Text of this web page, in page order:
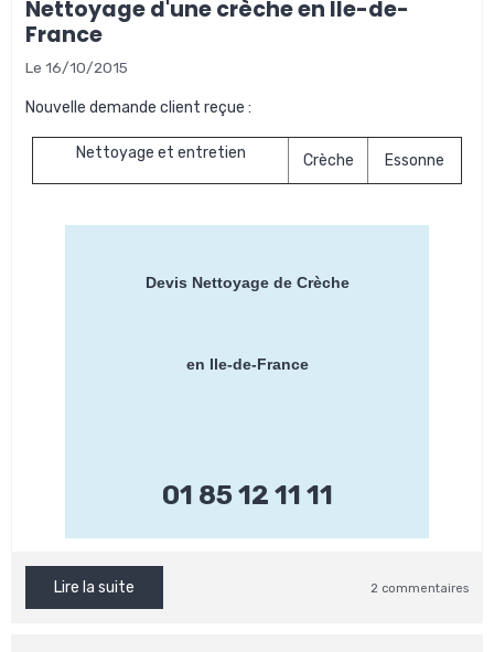
Nettoyage d'une crèche en Ile-de-
France
Le 16/10/2015
Nouvelle demande client reçue :
Nettoyage et entretien Crèche Essonne
Devis Nettoyage de Crèche
en Ile-de-France
01 85 12 11 11
Lire la suite 2 commentaires